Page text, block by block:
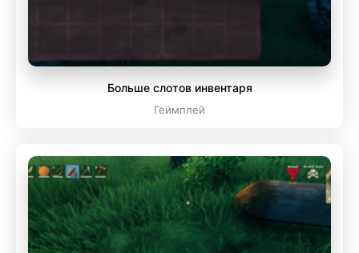
Больше слотов инвентаря
Геймплей